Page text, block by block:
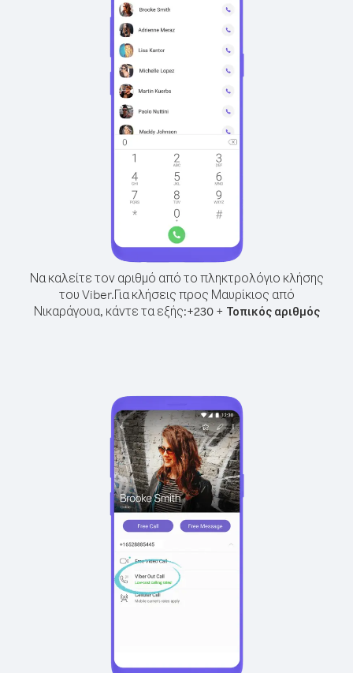
Να καλείτε τον αριθμό από το πληκτρολόγιο κλήσης
του Viber.Για κλήσεις προς Μαυρίκιος από
Νικαράγουα, κάντε τα εξής:+230+ Τοπικός αριθμός